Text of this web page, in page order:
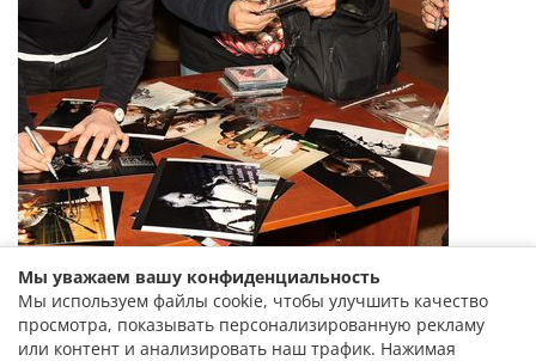
Мы уважаем вашу конфиденциальность
Мы используем файлы cookie, чтобы улучшить качество
просмотра, показывать персонализированную рекламу
или контент и анализировать наш трафик. Нажимая